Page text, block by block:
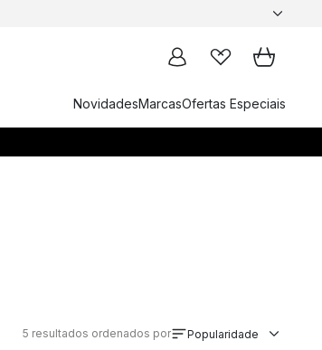
NovidadesMarcasOfertas Especiais
5 resultados ordenados por Popularidade